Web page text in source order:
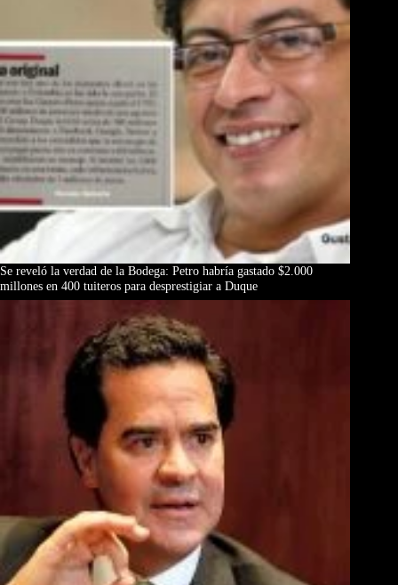
Se reveló la verdad de la Bodega: Petro habría gastado $2.000
millones en 400 tuiteros para desprestigiar a Duque